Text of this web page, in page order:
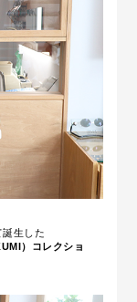
生した
）コレクショ